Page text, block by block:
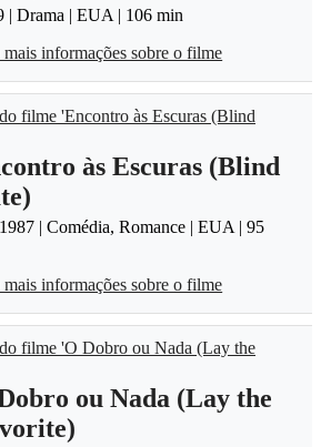
| Drama | EUA | 106 min
mais informações sobre o filme
às Escuras (Blind
| Comédia, Romance | EUA | 95
mais informações sobre o filme
ou Nada (Lay the